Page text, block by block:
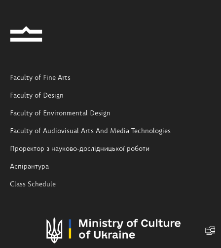
Faculty of Fine Arts
Faculty of Design
Faculty of Environmental Design
Faculty of Audiovisual Arts And Media Technologies
Проректор з науково-дослідницької роботи
Аспірантура
Class Schedule